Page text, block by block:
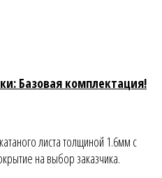
Базовая комплектация!
листа толщиной 1.6мм c
на выбор заказчика.